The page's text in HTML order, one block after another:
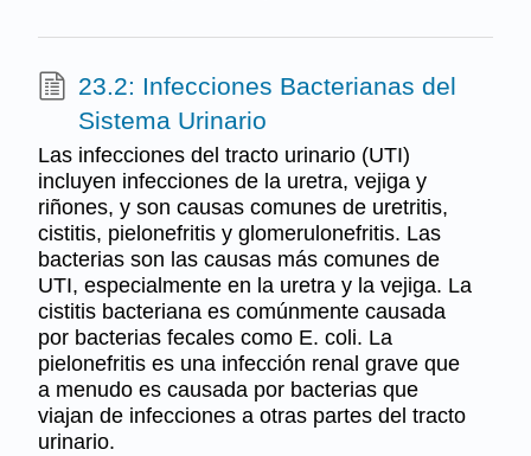
23.2: Infecciones Bacterianas del
Sistema Urinario
Las infecciones del tracto urinario (UTI)
incluyen infecciones de la uretra, vejiga y
riñones, y son causas comunes de uretritis,
cistitis, pielonefritis y glomerulonefritis. Las
bacterias son las causas más comunes de
UTI, especialmente en la uretra y la vejiga. La
cistitis bacteriana es comúnmente causada
por bacterias fecales como E. coli. La
pielonefritis es una infección renal grave que
a menudo es causada por bacterias que
viajan de infecciones a otras partes del tracto
urinario.